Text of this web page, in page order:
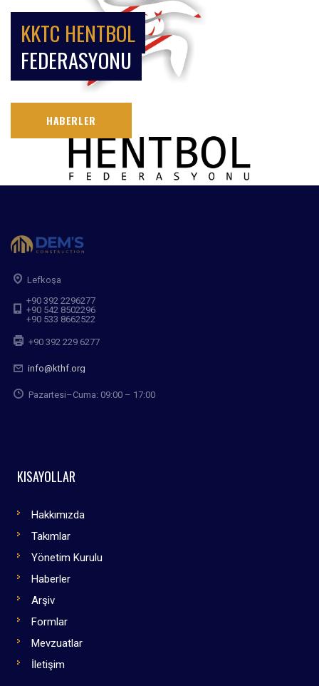
KKTC HENTBOL
FEDERASYONU
HABERLER
Lefkoşa
+90 392 2296277
+90 542 8502296
+90 533 8662522
+90 392 229 6277
info@kthf.org
Pazartesi–Cuma: 09:00 – 17:00
KISAYOLLAR
Hakkımızda
Takımlar
Yönetim Kurulu
Haberler
Arşiv
Formlar
Mevzuatlar
İletişim